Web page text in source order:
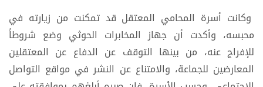
وكانت أسرة المحامي المعتقل قد تمكنت من زيارته في
محبسه، وأكدت أن جهاز المخابرات الحوثي وضع شروطاً
للإفراج عنه، من بينها التوقف عن الدفاع عن المعتقلين
المعارضين للجماعة، والامتناع عن النشر في مواقع التواصل